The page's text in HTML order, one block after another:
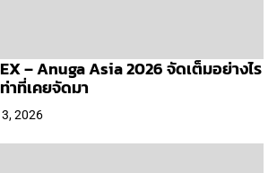
– Anuga Asia 2026 จัดเต็มอย่างไร
าที่เคยจัดมา
2026